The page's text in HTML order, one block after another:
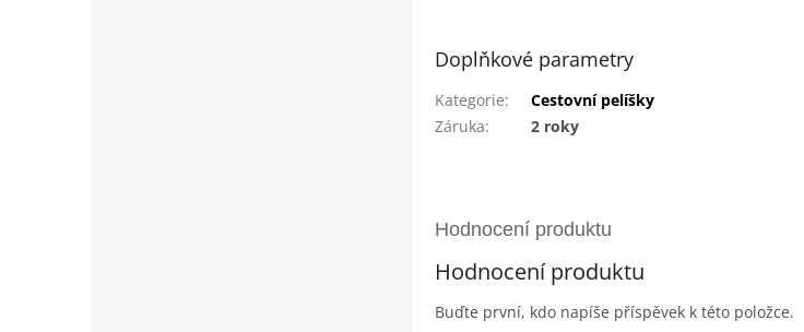
Doplňkové parametry
Kategorie:
Cestovní pelíšky
Záruka: 2 roky
Hodnocení produktu
Buďte první, kdo napíše příspěvek k této položce.